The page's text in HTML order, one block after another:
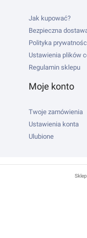
Jak kupować?
Bezpieczna
Polityka
Ustawienia plików
Regulamin sklepu
Moje konto
Twoje zamówienia
Ustawienia konta
Ulubione